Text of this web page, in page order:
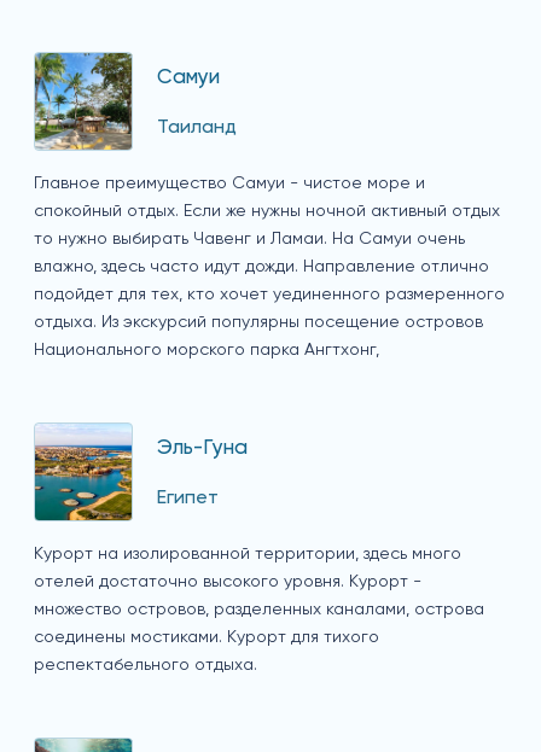
Самуи
Таиланд
Главное преимущество Самуи - чистое море и
спокойный отдых. Если же нужны ночной активный отдых
то нужно выбирать Чавенг и Ламаи. На Самуи очень
влажно, здесь часто идут дожди. Направление отлично
подойдет для тех, кто хочет уединенного размеренного
отдыха. Из экскурсий популярны посещение островов
Национального морского парка Ангтхонг,
Эль-Гуна
Египет
Курорт на изолированной территории, здесь много
отелей достаточно высокого уровня. Курорт -
множество островов, разделенных каналами, острова
соединены мостиками. Курорт для тихого
респектабельного отдыха.